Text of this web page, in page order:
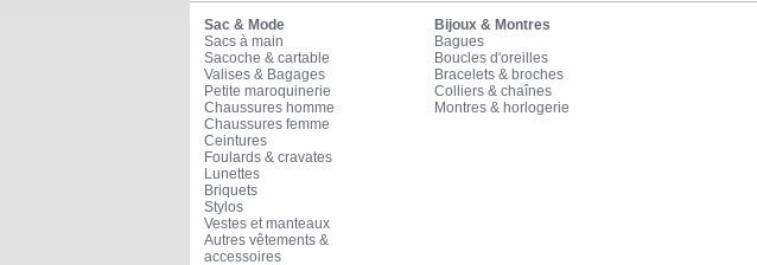
Sac & Mode
Sacs à main
Sacoche & cartable
Valises & Bagages
Petite maroquinerie
Chaussures homme
Chaussures femme
Ceintures
Foulards & cravates
Lunettes
Briquets
Stylos
Vestes et manteaux
Autres vêtements &
accessoires
Bijoux & Montres
Bagues
Boucles d'oreilles
Bracelets & broches
Colliers & chaînes
Montres & horlogerie